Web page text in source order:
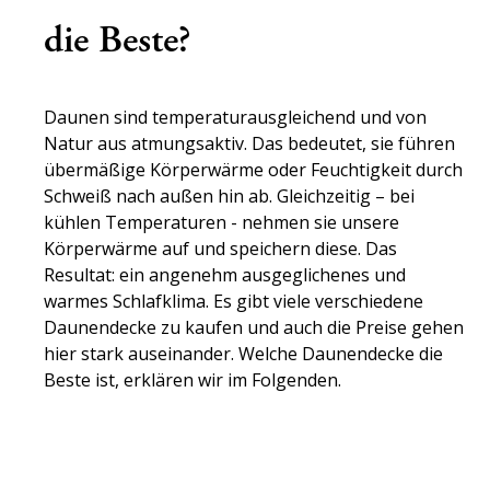
SPANNBETTTÜCHER
die Beste?
Daunen sind temperaturausgleichend und von
Natur aus atmungsaktiv. Das bedeutet, sie führen
übermäßige Körperwärme oder Feuchtigkeit durch
Schweiß nach außen hin ab. Gleichzeitig – bei
kühlen Temperaturen - nehmen sie unsere
Körperwärme auf und speichern diese. Das
Resultat: ein angenehm ausgeglichenes und
warmes Schlafklima. Es gibt viele verschiedene
Daunendecke zu kaufen und auch die Preise gehen
hier stark auseinander. Welche Daunendecke die
Beste ist, erklären wir im Folgenden.